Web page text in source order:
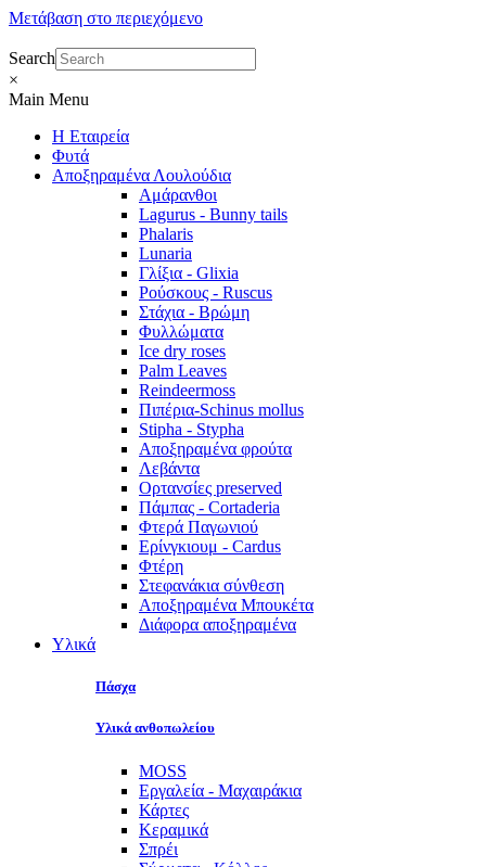
Μετάβαση στο περιεχόμενο
Search
×
Main Menu
Η Εταιρεία
Φυτά
Αποξηραμένα Λουλούδια
Αμάρανθοι
Lagurus - Bunny tails
Phalaris
Lunaria
Γλίξια - Glixia
Ρούσκους - Ruscus
Στάχια - Βρώμη
Φυλλώματα
Ice dry roses
Palm Leaves
Reindeermoss
Πιπέρια-Schinus mollus
Stipha - Stypha
Αποξηραμένα φρούτα
Λεβάντα
Ορτανσίες preserved
Πάμπας - Cortaderia
Φτερά Παγωνιού
Ερίνγκιουμ - Cardus
Φτέρη
Στεφανάκια σύνθεση
Αποξηραμένα Μπουκέτα
Διάφορα αποξηραμένα
Υλικά
Πάσχα
Υλικά ανθοπωλείου
MOSS
Εργαλεία - Μαχαιράκια
Κάρτες
Κεραμικά
Σπρέι